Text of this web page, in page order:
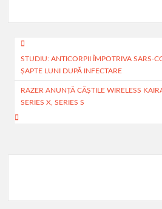
b
o
k
at
A
p
p
ail ta
az
ă
Navigare
în
articole
STUDIU: ANTICORPII ÎMPOTRIVA SARS-
ŞAPTE LUNI DUPĂ INFECTARE
RAZER ANUNŢĂ CĂŞTILE WIRELESS
SERIES X, SERIES S